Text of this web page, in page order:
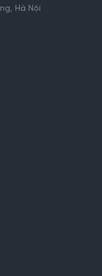
Hà Nội